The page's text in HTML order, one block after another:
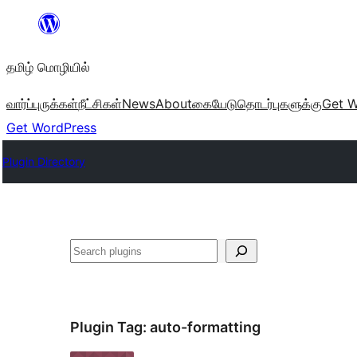
உள்ளடக்கத்திற்கு
தமிழ் மொழியில்
வார்ப்புருக்கள்நீட்சிகள்NewsAboutகையேடுதொடர்புகளுக்குGet
Get WordPress
Plugin Directory
தேடுக
Plugin Tag: auto-formatting